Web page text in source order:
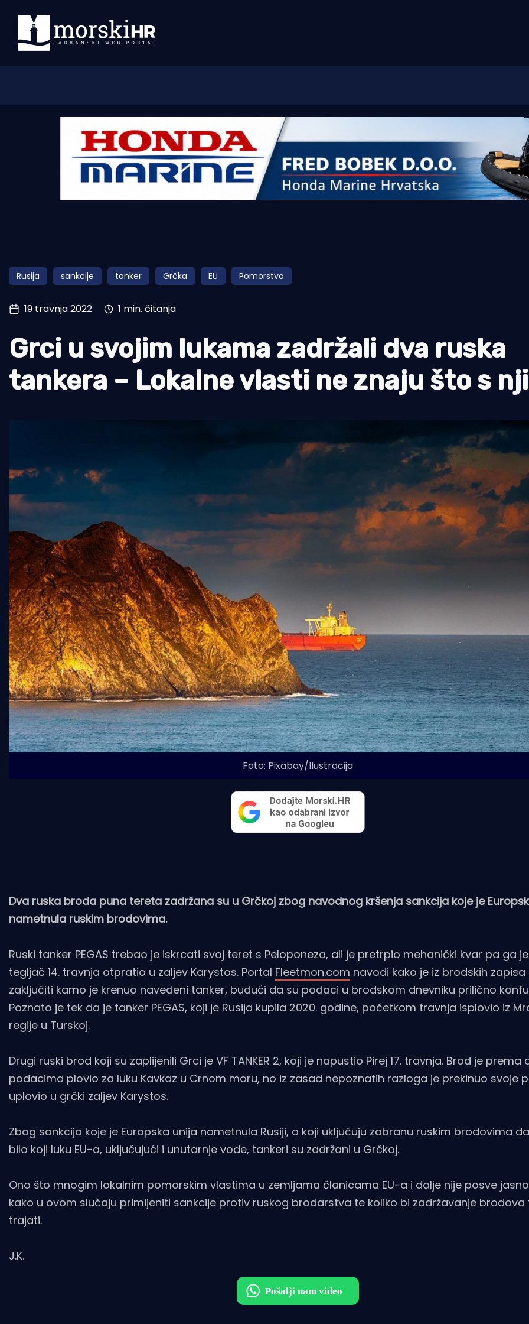
Morski plus
Pomorstvo
Ribolov
Tradicija i kultura
Rusija sankcije tanker Grčka EU Pomorstvo
19 travnja 2022 1 min. čitanja
Grci u svojim lukama zadržali dva ruska
tankera – Lokalne vlasti ne znaju što s
Foto: Pixabay/Ilustracija
Dva ruska broda puna tereta zadržana su u Grčkoj zbog navodnog kršenja sankcija koje je
nametnula ruskim brodovima.
Ruski tanker PEGAS trebao je iskrcati svoj teret s Peloponeza, ali je pretrpio mehanički kvar pa ga
tegljač 14. travnja otpratio u zaljev Karystos. Portal Fleetmon.com navodi kako je iz brodskih zapisa
zaključiti kamo je krenuo navedeni tanker, budući da su podaci u brodskom dnevniku prilično
Poznato je tek da je tanker PEGAS, koji je Rusija kupila 2020. godine, početkom travnja isplovio iz
regije u Turskoj.
Drugi ruski brod koji su zaplijenili Grci je VF TANKER 2, koji je napustio Pirej 17. travnja. Brod je
podacima plovio za luku Kavkaz u Crnom moru, no iz zasad nepoznatih razloga je prekinuo svoje
uplovio u grčki zaljev Karystos.
Zbog sankcija koje je Europska unija nametnula Rusiji, a koji uključuju zabranu ruskim brodovima
bilo koji luku EU-a, uključujući i unutarnje vode, tankeri su zadržani u Grčkoj.
Ono što mnogim lokalnim pomorskim vlastima u zemljama članicama EU-a i dalje nije posve
kako u ovom slučaju primijeniti sankcije protiv ruskog brodarstva te koliko bi zadržavanje
trajati.
J.K.